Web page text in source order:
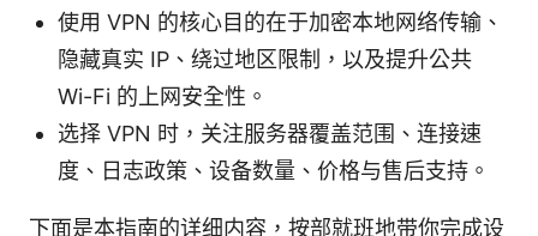
使用 VPN 的核心目的在于加密本地网络传输、
隐藏真实 IP、绕过地区限制，以及提升公共
Wi-Fi 的上网安全性。
选择 VPN 时，关注服务器覆盖范围、连接速
度、日志政策、设备数量、价格与售后支持。
下面是本指南的详细内容，按部就班地带你完成设